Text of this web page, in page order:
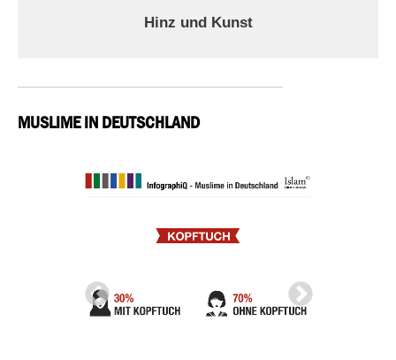
Hinz und Kunst
MUSLIME IN DEUTSCHLAND